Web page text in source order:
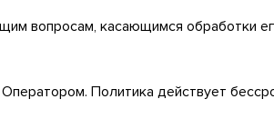
вопросам, касающимся обработки
Политика действует